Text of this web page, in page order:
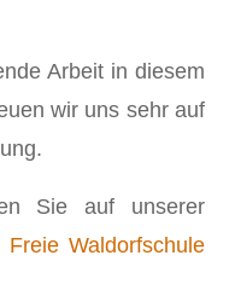
Arbeit in diesem
wir uns sehr auf
Sie auf unserer
Waldorfschule